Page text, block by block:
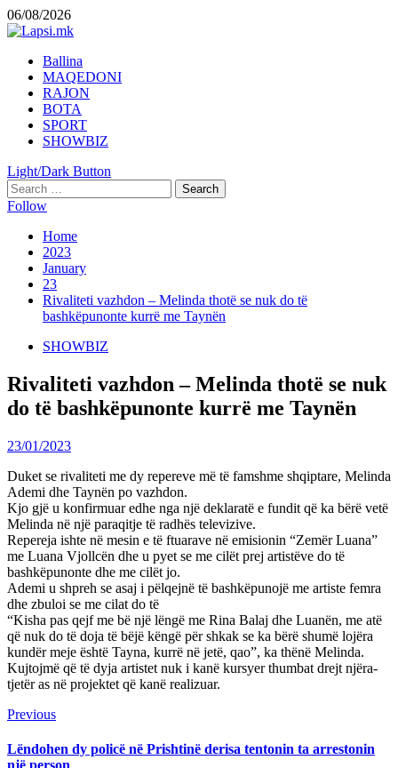
Skip
to
06/08/2026
Primary
Menu
Ballina
MAQEDONI
RAJON
BOTA
SPORT
SHOWBIZ
Light/Dark Button
Search
for:
Follow
Home
2023
January
23
Rivaliteti vazhdon – Melinda thotë se nuk do të
bashkëpunonte kurrë me Taynën
SHOWBIZ
Rivaliteti vazhdon – Melinda thotë se nuk
do të bashkëpunonte kurrë me Taynën
23/01/2023
Duket se rivaliteti me dy repereve më të famshme shqiptare, Melinda
Ademi dhe Taynën po vazhdon.
Kjo gjë u konfirmuar edhe nga një deklaratë e fundit që ka bërë vetë
Melinda në një paraqitje të radhës televizive.
Repereja ishte në mesin e të ftuarave në emisionin “Zemër Luana”
me Luana Vjollcën dhe u pyet se me cilët prej artistëve do të
bashkëpunonte dhe me cilët jo.
Ademi u shpreh se asaj i pëlqejnë të bashkëpunojë me artiste femra
dhe zbuloi se me cilat do të
“Kisha pas qejf me bë një lëngë me Rina Balaj dhe Luanën, me atë
që nuk do të doja të bëjë këngë për shkak se ka bërë shumë lojëra
kundër meje është Tayna, kurrë në jetë, qao”, ka thënë Melinda.
Kujtojmë që të dyja artistet nuk i kanë kursyer thumbat drejt njëra-
tjetër as në projektet që kanë realizuar.
Continue
Reading
PreviousPrevious
Lëndohen dy policë në Prishtinë derisa tentonin ta arrestonin
një person